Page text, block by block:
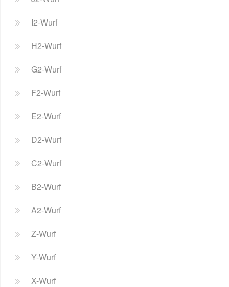
I2-Wurf
H2-Wurf
G2-Wurf
F2-Wurf
E2-Wurf
D2-Wurf
C2-Wurf
B2-Wurf
A2-Wurf
Z-Wurf
Y-Wurf
X-Wurf